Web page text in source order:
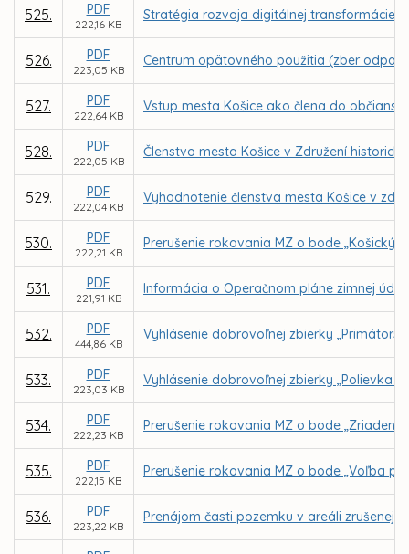
525. PDF
222,16 KB
Stratégia rozvoja digitálnej transformácie
526. PDF
223,05 KB
Centrum opätovného použitia (zber
527. PDF
222,64 KB
Vstup mesta Košice ako člena do
528. PDF
222,05 KB
Členstvo mesta Košice v Združení
529. PDF
222,04 KB
Vyhodnotenie členstva mesta Košice v
530. PDF
222,21 KB
Prerušenie rokovania MZ o bode „Košický
531. PDF
221,91 KB
Informácia o Operačnom pláne zimnej
532. PDF
444,86 KB
Vyhlásenie dobrovoľnej zbierky
533. PDF
223,03 KB
Vyhlásenie dobrovoľnej zbierky „Polievka
534. PDF
222,23 KB
Prerušenie rokovania MZ o bode
535. PDF
222,15 KB
Prerušenie rokovania MZ o bode „Voľba
536. PDF
223,22 KB
Prenájom časti pozemku v areáli zrušenej